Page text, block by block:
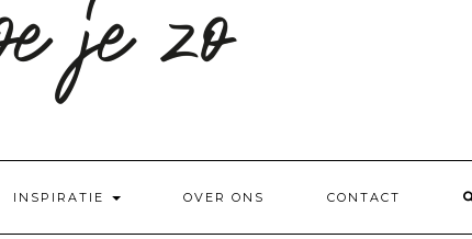
INSPIRATIE OVER ONS CONTACT